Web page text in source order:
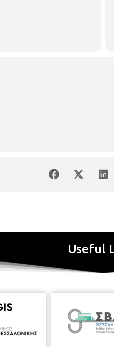
Useful